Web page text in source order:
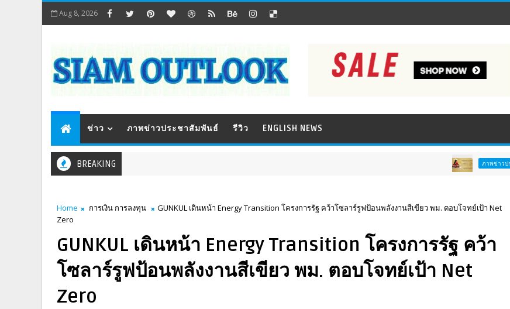
Aug 8, 2026
ข่าว ภาพข่าวประชาสัมพันธ์ รีวิว ENGLISH NEWS
BREAKING ภาพข่าวประชาสัมพันธ์
Home การเงิน การลงทุน
GUNKUL เดินหน้า Energy Transition โครงการรัฐ คว้าโซลาร์รูฟป้อนพลังงานสีเขียว พม. ตอบโจทย์เป้า Net
Zero
GUNKUL เดินหน้า Energy Transition โครงการรัฐ คว้า
โซลาร์รูฟป้อนพลังงานสีเขียว พม. ตอบโจทย์เป้า Net
Zero